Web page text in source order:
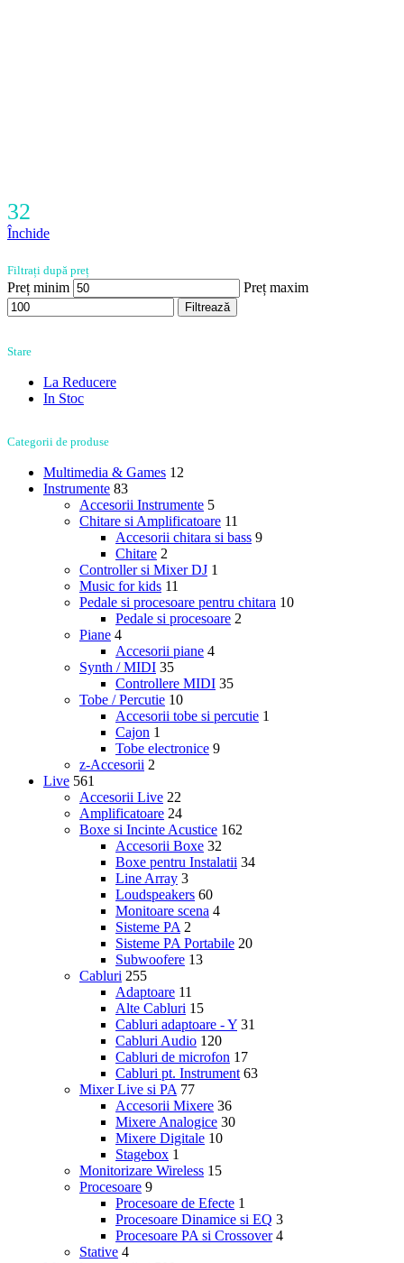
32
Închide
Filtrați după preț
Preț minim Preț maxim
Filtrează
Stare
La Reducere
In Stoc
Categorii de produse
Multimedia & Games 12
Instrumente 83
Accesorii Instrumente 5
Chitare si Amplificatoare 11
Accesorii chitara si bass 9
Chitare 2
Controller si Mixer DJ 1
Music for kids 11
Pedale si procesoare pentru chitara 10
Pedale si procesoare 2
Piane 4
Accesorii piane 4
Synth / MIDI 35
Controllere MIDI 35
Tobe / Percutie 10
Accesorii tobe si percutie 1
Cajon 1
Tobe electronice 9
z-Accesorii 2
Live 561
Accesorii Live 22
Amplificatoare 24
Boxe si Incinte Acustice 162
Accesorii Boxe 32
Boxe pentru Instalatii 34
Line Array 3
Loudspeakers 60
Monitoare scena 4
Sisteme PA 2
Sisteme PA Portabile 20
Subwoofere 13
Cabluri 255
Adaptoare 11
Alte Cabluri 15
Cabluri adaptoare - Y 31
Cabluri Audio 120
Cabluri de microfon 17
Cabluri pt. Instrument 63
Mixer Live si PA 77
Accesorii Mixere 36
Mixere Analogice 30
Mixere Digitale 10
Stagebox 1
Monitorizare Wireless 15
Procesoare 9
Procesoare de Efecte 1
Procesoare Dinamice si EQ 3
Procesoare PA si Crossover 4
Stative 4